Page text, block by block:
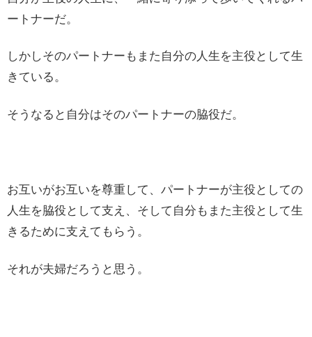
ートナーだ。
しかしそのパートナーもまた自分の人生を主役として生
きている。
そうなると自分はそのパートナーの脇役だ。
お互いがお互いを尊重して、パートナーが主役としての
人生を脇役として支え、そして自分もまた主役として生
きるために支えてもらう。
それが夫婦だろうと思う。